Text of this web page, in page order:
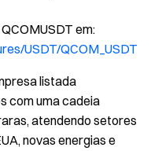
em:
USDT/QCOM_USDT
listada
com uma cadeia
atendendo setores
novas energias e